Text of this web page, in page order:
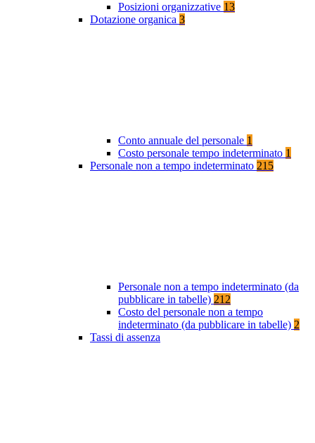
Posizioni organizzative 13
Dotazione organica 3
Conto annuale del personale 1
Costo personale tempo indeterminato 1
Personale non a tempo indeterminato 215
Personale non a tempo indeterminato (da
pubblicare in tabelle) 212
Costo del personale non a tempo
indeterminato (da pubblicare in tabelle) 2
Tassi di assenza